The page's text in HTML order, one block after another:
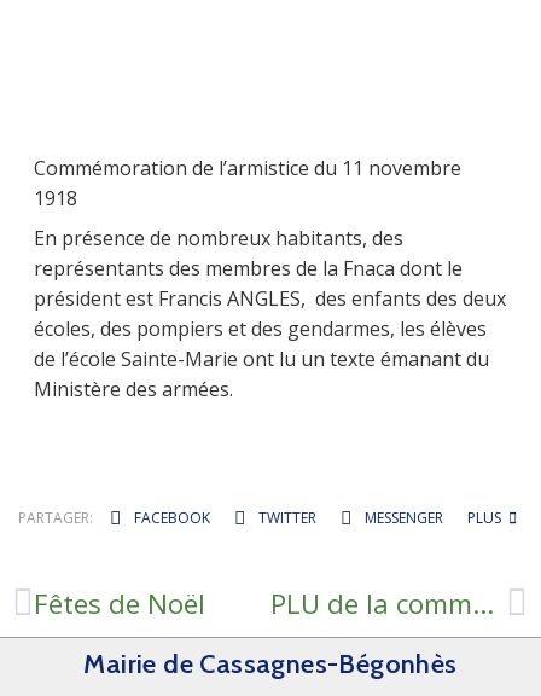
Commémoration de l’armistice du 11 novembre
1918
En présence de nombreux habitants, des
représentants des membres de la Fnaca dont le
président est Francis ANGLES, des enfants des deux
écoles, des pompiers et des gendarmes, les élèves
de l’école Sainte-Marie ont lu un texte émanant du
Ministère des armées.
PARTAGER: FACEBOOK TWITTER MESSENGER PLUS
Fêtes de Noël PLU de la commune de Cassagnes-Bégonhès
Mairie de Cassagnes-Bégonhès